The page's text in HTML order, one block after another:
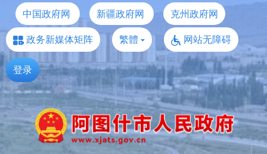
中国政府网 新疆政府网
克州政府网
政务新媒体矩阵
繁體 网站无障碍
登录